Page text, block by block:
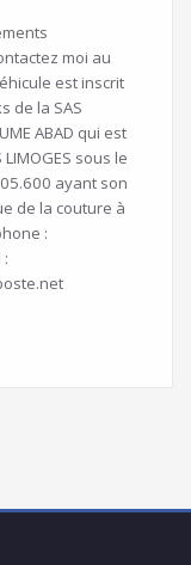
moi au
est inscrit
de la SAS
ABAD qui est
sous le
ayant son
de la couture à
: